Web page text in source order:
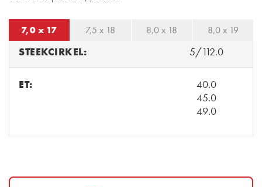
7,0 x 17 7,5 x 18 8,0 x 18 8,0 x 19
STEEKCIRKEL: 5/112.0
ET:
40.0
45.0
49.0